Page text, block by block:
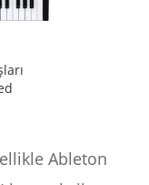
Ableton